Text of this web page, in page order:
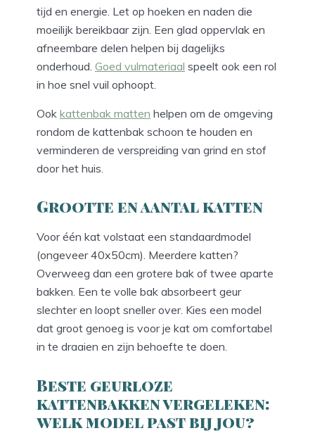
tijd en energie. Let op hoeken en naden die
moeilijk bereikbaar zijn. Een glad oppervlak en
afneembare delen helpen bij dagelijks
onderhoud. Goed vulmateriaal speelt ook een rol
in hoe snel vuil ophoopt.
Ook kattenbak matten helpen om de omgeving
rondom de kattenbak schoon te houden en
verminderen de verspreiding van grind en stof
door het huis.
Grootte en aantal katten
Voor één kat volstaat een standaardmodel
(ongeveer 40x50cm). Meerdere katten?
Overweeg dan een grotere bak of twee aparte
bakken. Een te volle bak absorbeert geur
slechter en loopt sneller over. Kies een model
dat groot genoeg is voor je kat om comfortabel
in te draaien en zijn behoefte te doen.
Beste geurloze
kattenbakken vergeleken:
welk model past bij jou?